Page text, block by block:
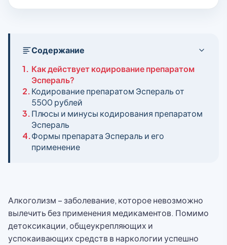
Содержание
1. Как действует кодирование препаратом
Эспераль?
2.Кодирование препаратом Эспераль от
5500 рублей
3.Плюсы и минусы кодирования препаратом
Эспераль
4.Формы препарата Эспераль и его
применение
Алкоголизм – заболевание, которое невозможно
вылечить без применения медикаментов. Помимо
детоксикации, общеукрепляющих и
успокаивающих средств в наркологии успешно